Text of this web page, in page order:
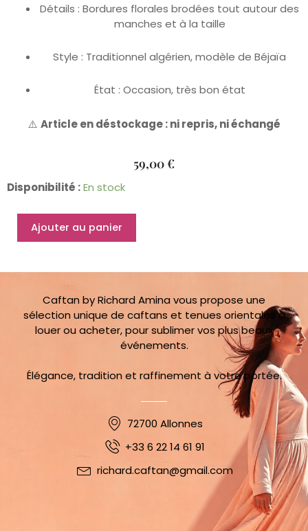
Détails : Bordures florales brodées tout autour des
manches et à la taille
Style : Traditionnel algérien, modèle de Béjaïa
État : Occasion, très bon état
⚠️ Article en déstockage : ni repris, ni échangé
59,00€
Disponibilité :En stock
quantité
Caftan
AlgerienAjouter au panier
Caftan by Richard Amina vous propose une
sélection unique de caftans et tenues orientales à
louer ou acheter, pour sublimer vos plus beaux
événements.
Élégance, tradition et raffinement à votre portée.
72700 Allonnes
+33 6 22 14 61 91
richard.caftan@gmail.com